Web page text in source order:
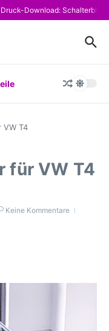
Download:
VW T4
für VW T4
Keine Kommentare